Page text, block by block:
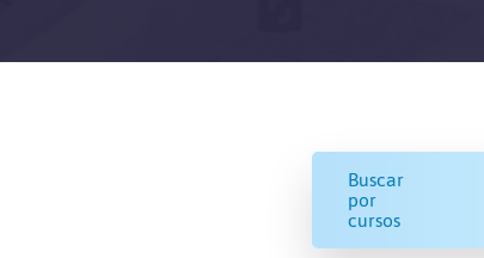
Buscar
por
cursos